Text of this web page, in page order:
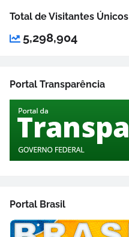
Total de Visitantes Únicos
5,298,904
Portal Transparência
Portal Brasil